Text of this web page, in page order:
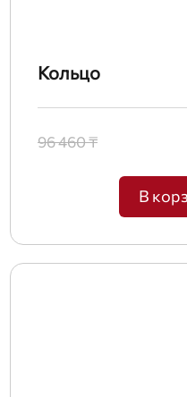
Кольцо
96 460 ₸
В